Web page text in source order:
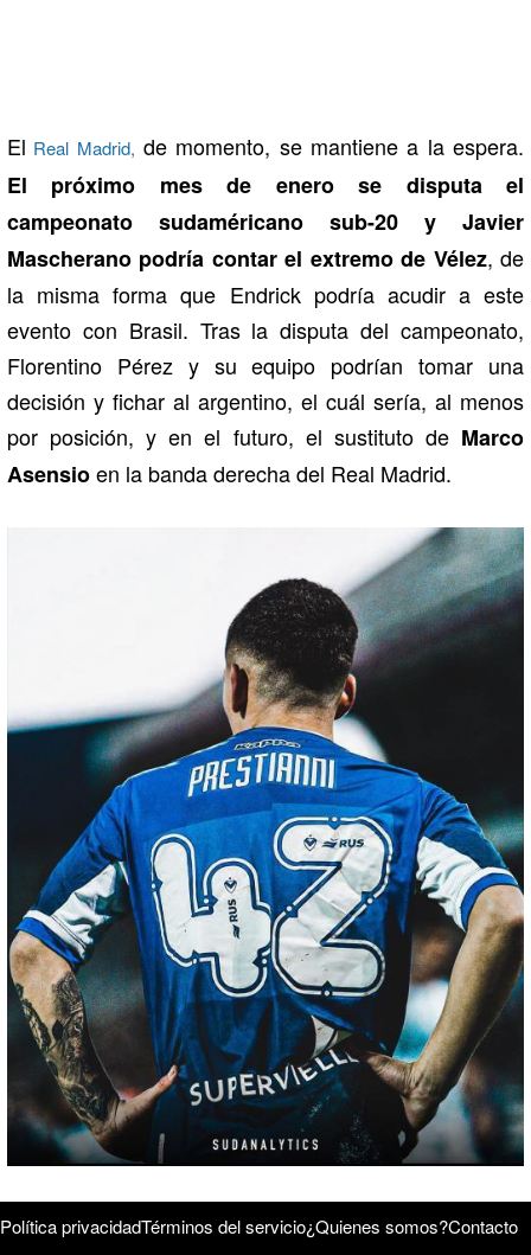
El Real Madrid, de momento, se mantiene a la espera.
El próximo mes de enero se disputa el
campeonato sudaméricano sub-20 y Javier
Mascherano podría contar el extremo de Vélez, de
la misma forma que Endrick podría acudir a este
evento con Brasil. Tras la disputa del campeonato,
Florentino Pérez y su equipo podrían tomar una
decisión y fichar al argentino, el cuál sería, al menos
por posición, y en el futuro, el sustituto de Marco
Asensioen la banda derecha del Real Madrid.
Política privacidadTérminos del servicio¿Quienes somos?Contacto